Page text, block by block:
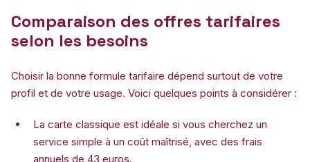
Comparaison des offres tarifaires
selon les besoins
Choisir la bonne formule tarifaire dépend surtout de votre
profil et de votre usage. Voici quelques points à considérer :
La carte classique est idéale si vous cherchez un
service simple à un coût maîtrisé, avec des frais
annuels de 43 euros.